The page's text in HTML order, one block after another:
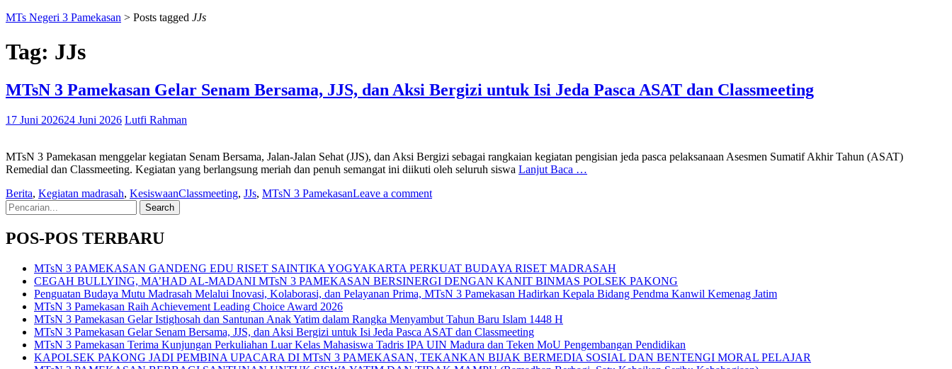
MTs Negeri 3 Pamekasan > Posts tagged JJs
Tag: JJs
MTsN 3 Pamekasan Gelar Senam Bersama, JJS, dan Aksi Bergizi untuk Isi Jeda Pasca ASAT dan Classmeeting
17 Juni 202624 Juni 2026 Lutfi Rahman
MTsN 3 Pamekasan menggelar kegiatan Senam Bersama, Jalan-Jalan Sehat (JJS), dan Aksi Bergizi sebagai rangkaian kegiatan pengisian jeda pasca pelaksanaan Asesmen Sumatif Akhir Tahun (ASAT)
Remedial dan Classmeeting. Kegiatan yang berlangsung meriah dan penuh semangat ini diikuti oleh seluruh siswa Lanjut Baca …
Berita, Kegiatan madrasah, KesiswaanClassmeeting, JJs, MTsN 3 PamekasanLeave a comment
Search
for:
POS-POS TERBARU
MTsN 3 PAMEKASAN GANDENG EDU RISET SAINTIKA YOGYAKARTA PERKUAT BUDAYA RISET MADRASAH
CEGAH BULLYING, MA’HAD AL-MADANI MTsN 3 PAMEKASAN BERSINERGI DENGAN KANIT BINMAS POLSEK PAKONG
Penguatan Budaya Mutu Madrasah Melalui Inovasi, Kolaborasi, dan Pelayanan Prima, MTsN 3 Pamekasan Hadirkan Kepala Bidang Pendma Kanwil Kemenag Jatim
MTsN 3 Pamekasan Raih Achievement Leading Choice Award 2026
MTsN 3 Pamekasan Gelar Istighosah dan Santunan Anak Yatim dalam Rangka Menyambut Tahun Baru Islam 1448 H
MTsN 3 Pamekasan Gelar Senam Bersama, JJS, dan Aksi Bergizi untuk Isi Jeda Pasca ASAT dan Classmeeting
MTsN 3 Pamekasan Terima Kunjungan Perkuliahan Luar Kelas Mahasiswa Tadris IPA UIN Madura dan Teken MoU Pengembangan Pendidikan
KAPOLSEK PAKONG JADI PEMBINA UPACARA DI MTsN 3 PAMEKASAN, TEKANKAN BIJAK BERMEDIA SOSIAL DAN BENTENGI MORAL PELAJAR